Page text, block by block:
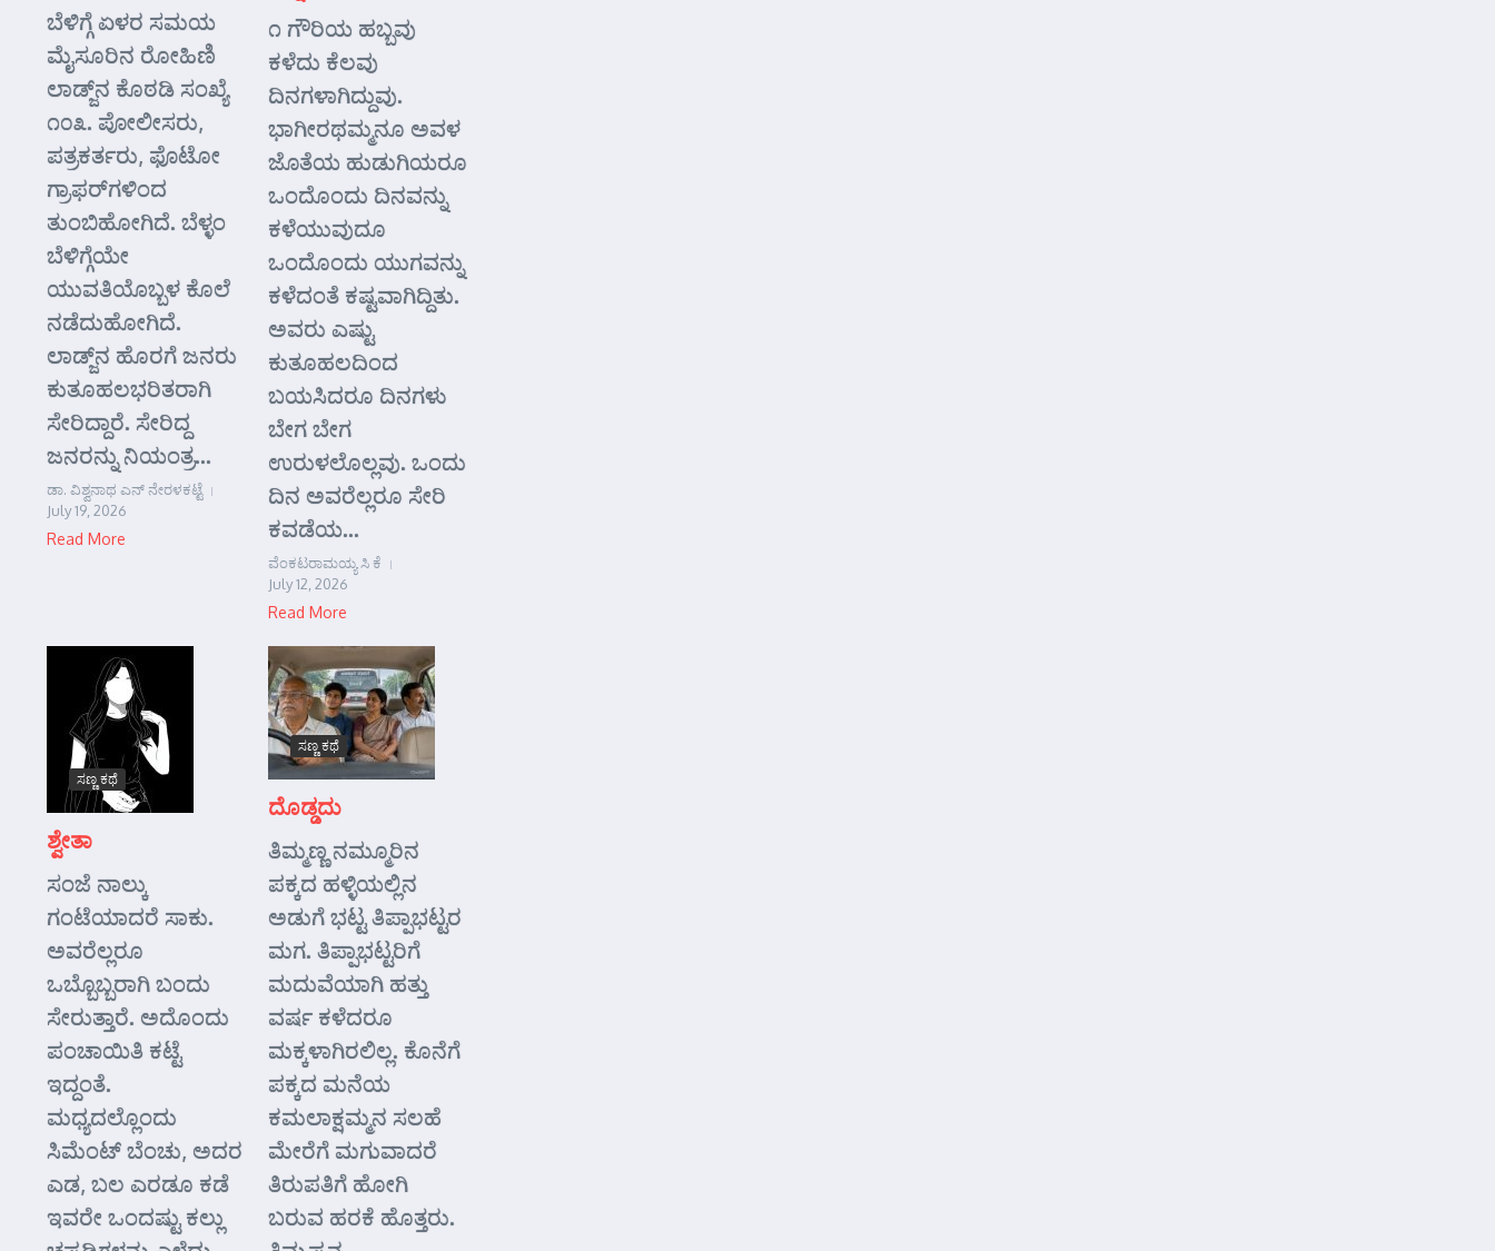
ಬೆಳಿಗ್ಗೆ ಏಳರ ಸಮಯ
ಮೈಸೂರಿನ ರೋಹಿಣಿ
ಲಾಡ್ಜ್‌ನ ಕೊಠಡಿ ಸಂಖ್ಯೆ
೧೦೩. ಪೋಲೀಸರು,
ಪತ್ರಕರ್ತರು, ಫೊಟೋ
ಗ್ರಾಫರ್‌ಗಳಿಂದ
ತುಂಬಿಹೋಗಿದೆ. ಬೆಳ್ಳಂ
ಬೆಳಿಗ್ಗೆಯೇ
ಯುವತಿಯೊಬ್ಬಳ ಕೊಲೆ
ನಡೆದುಹೋಗಿದೆ.
ಲಾಡ್ಜ್‌ನ ಹೊರಗೆ ಜನರು
ಕುತೂಹಲಭರಿತರಾಗಿ
ಸೇರಿದ್ದಾರೆ. ಸೇರಿದ್ದ
ಜನರನ್ನು ನಿಯಂತ್ರ...
ಡಾ. ವಿಶ್ವನಾಥ ಎನ್ ನೇರಳಕಟ್ಟೆ
July 19, 2026
Read More
೧ ಗೌರಿಯ ಹಬ್ಬವು
ಕಳೆದು ಕೆಲವು
ದಿನಗಳಾಗಿದ್ದುವು.
ಭಾಗೀರಥಮ್ಮನೂ ಅವಳ
ಜೊತೆಯ ಹುಡುಗಿಯರೂ
ಒಂದೊಂದು ದಿನವನ್ನು
ಕಳೆಯುವುದೂ
ಒಂದೊಂದು ಯುಗವನ್ನು
ಕಳೆದಂತೆ ಕಷ್ಟವಾಗಿದ್ದಿತು.
ಅವರು ಎಷ್ಟು
ಕುತೂಹಲದಿಂದ
ಬಯಸಿದರೂ ದಿನಗಳು
ಬೇಗ ಬೇಗ
ಉರುಳಲೊಲ್ಲವು. ಒಂದು
ದಿನ ಅವರೆಲ್ಲರೂ ಸೇರಿ
ಕವಡೆಯ...
ವೆಂಕಟರಾಮಯ್ಯ ಸಿ ಕೆ
July 12, 2026
Read More
ಸಣ್ಣ ಕಥೆ
ಶ್ವೇತಾ
ಸಂಜೆ ನಾಲ್ಕು
ಗಂಟೆಯಾದರೆ ಸಾಕು.
ಅವರೆಲ್ಲರೂ
ಒಬ್ಬೊಬ್ಬರಾಗಿ ಬಂದು
ಸೇರುತ್ತಾರೆ. ಅದೊಂದು
ಪಂಚಾಯಿತಿ ಕಟ್ಟೆ
ಇದ್ದಂತೆ.
ಮಧ್ಯದಲ್ಲೊಂದು
ಸಿಮೆಂಟ್ ಬೆಂಚು, ಅದರ
ಎಡ, ಬಲ ಎರಡೂ ಕಡೆ
ಇವರೇ ಒಂದಷ್ಟು ಕಲ್ಲು
ಸಣ್ಣ ಕಥೆ
ದೊಡ್ಡದು
ತಿಮ್ಮಣ್ಣ ನಮ್ಮೂರಿನ
ಪಕ್ಕದ ಹಳ್ಳಿಯಲ್ಲಿನ
ಅಡುಗೆ ಭಟ್ಟ ತಿಪ್ಪಾಭಟ್ಟರ
ಮಗ. ತಿಪ್ಪಾಭಟ್ಟರಿಗೆ
ಮದುವೆಯಾಗಿ ಹತ್ತು
ವರ್ಷ ಕಳೆದರೂ
ಮಕ್ಕಳಾಗಿರಲಿಲ್ಲ. ಕೊನೆಗೆ
ಪಕ್ಕದ ಮನೆಯ
ಕಮಲಾಕ್ಷಮ್ಮನ ಸಲಹೆ
ಮೇರೆಗೆ ಮಗುವಾದರೆ
ತಿರುಪತಿಗೆ ಹೋಗಿ
ಬರುವ ಹರಕೆ ಹೊತ್ತರು.